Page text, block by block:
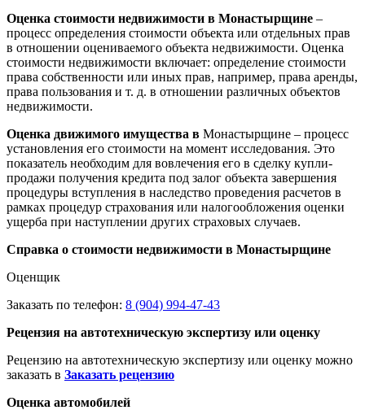
Оценка стоимости недвижимости в Монастырщине –
процесс определения стоимости объекта или отдельных прав
в отношении оцениваемого объекта недвижимости. Оценка
стоимости недвижимости включает: определение стоимости
права собственности или иных прав, например, права аренды,
права пользования и т. д. в отношении различных объектов
недвижимости.
Оценка движимого имущества в Монастырщине – процесс
установления его стоимости на момент исследования. Это
показатель необходим для вовлечения его в сделку купли-
продажи получения кредита под залог объекта завершения
процедуры вступления в наследство проведения расчетов в
рамках процедур страхования или налогообложения оценки
ущерба при наступлении других страховых случаев.
Справка о стоимости недвижимости в Монастырщине
Оценщик
Заказать по телефон: 8 (904) 994-47-43
Рецензия на автотехническую экспертизу или оценку
Рецензию на автотехническую экспертизу или оценку можно
заказать в Заказать рецензию
Оценка автомобилей